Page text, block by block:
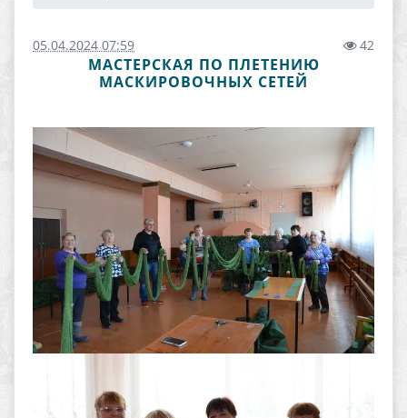
05.04.2024 07:59 42
МАСТЕРСКАЯ ПО ПЛЕТЕНИЮ
МАСКИРОВОЧНЫХ СЕТЕЙ